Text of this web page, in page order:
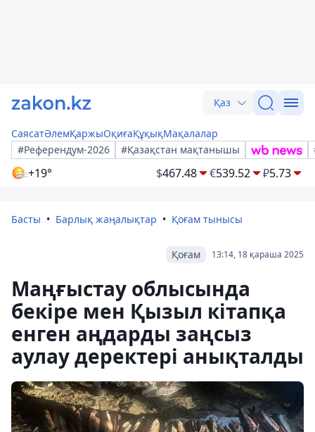
Қаз
СаясатӘлемҚаржыОқиғаҚұқықМақалалар
#Референдум-2026
#Қазақстан мақтанышы
+19° $467.48 €539.52 ₽5.73
Басты Барлық жаңалықтар Қоғам тынысы
13:14, 18 қараша 2025
Қоғам
Маңғыстау облысында
бекіре мен Қызыл кітапқа
енген аңдарды заңсыз
аулау деректері анықталды